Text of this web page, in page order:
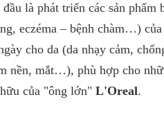
là phát triển các sản phẩm
eczéma – bệnh chàm…) của
cho da (da nhạy cảm,
nền, mắt…), phù hợp cho
của "ông lớn" L'Oreal.